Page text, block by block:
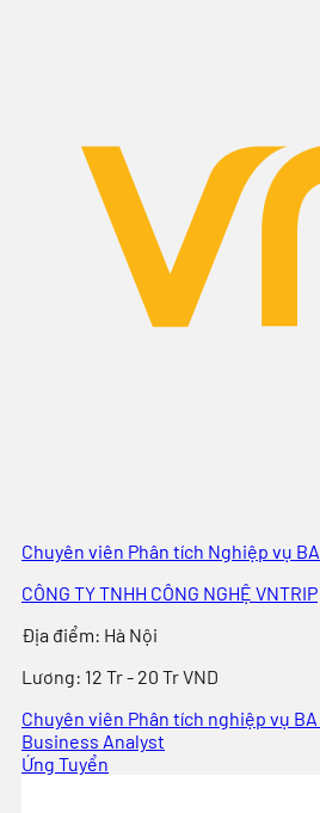
Chuyên viên Phân tích Nghiệp vụ BA
CÔNG TY TNHH CÔNG NGHỆ VNTRIP
Địa điểm: Hà Nội
Lương: 12 Tr - 20 Tr VND
Chuyên viên Phân tích nghiệp vụ BA
Business Analyst
Ứng Tuyển